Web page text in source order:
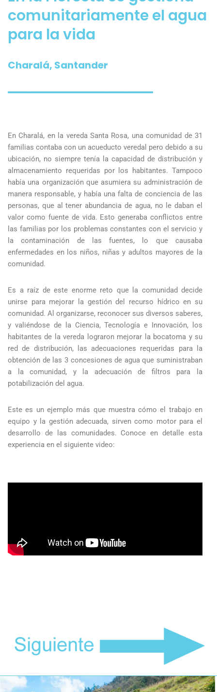
comunitariamente el agua
para la vida
Charalá, Santander
En Charalá, en la vereda Santa Rosa, una comunidad de 31
familias contaba con un acueducto veredal pero debido a su
ubicación, no siempre tenía la capacidad de distribución y
almacenamiento requeridas por los habitantes. Tampoco
había una organización que asumiera su administración de
manera responsable, y había una falta de conciencia de las
personas, que al tener abundancia de agua, no le daban el
valor como fuente de vida. Esto generaba conflictos entre
las familias por los problemas constantes con el servicio y
la contaminación de las fuentes, lo que causaba
enfermedades en los niños, niñas y adultos mayores de la
comunidad.
Es a raíz de este enorme reto que la comunidad decide
unirse para mejorar la gestión del recurso hídrico en su
comunidad. Al organizarse, reconocer sus diversos saberes,
y valiéndose de la Ciencia, Tecnología e Innovación, los
habitantes de la vereda lograron mejorar la bocatoma y su
red de distribución, las adecuaciones requeridas para la
obtención de las 3 concesiones de agua que suministraban
a la comunidad, y la adecuación de filtros para la
potabilización del agua.
Este es un ejemplo más que muestra cómo el trabajo en
equipo y la gestión adecuada, sirven como motor para el
desarrollo de las comunidades. Conoce en detalle esta
experiencia en el siguiente video: